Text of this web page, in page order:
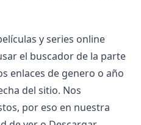
y series online
el buscador de la parte
enlaces de genero o año
del sitio. Nos
por eso en nuestra